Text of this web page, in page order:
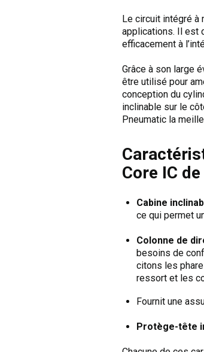
Le circuit intégré à
applications. Il est
efficacement à
Grâce à son large
être utilisé pour
conception du
inclinable sur le
Pneumatic la
Core IC
Cabine
ce qui permet
Colonne de
besoins de
citons les
ressort et les
Fournit une
Protège-tête